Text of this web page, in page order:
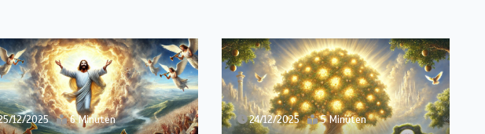
12/2025 5 Minuten 23/12/2025 7 Minuten